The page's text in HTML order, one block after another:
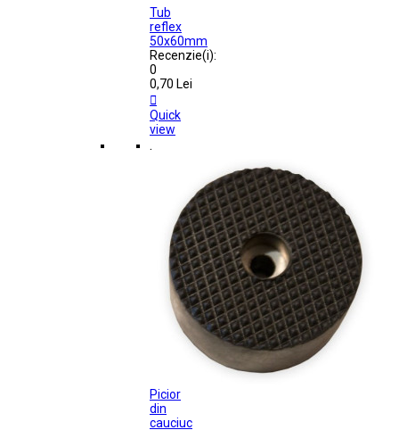
Tub
reflex
50x60mm
Recenzie(i):
0
0,70 Lei

Quick
view
.
Picior
din
cauciuc